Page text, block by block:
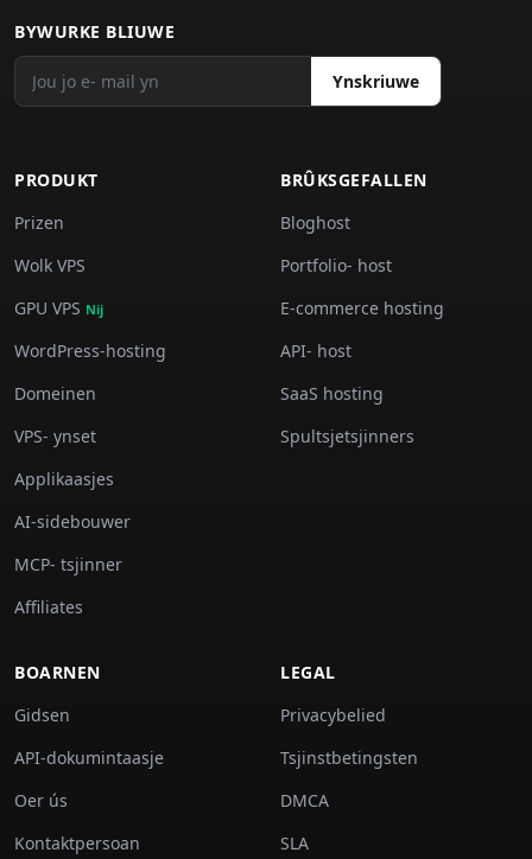
BYWURKE BLIUWE
Ynskriuwe
PRODUKT
Prizen
Wolk VPS
GPU VPS Nij
WordPress-hosting
Domeinen
VPS- ynset
Applikaasjes
AI-sidebouwer
MCP- tsjinner
Affiliates
BRÛKSGEFALLEN
Bloghost
Portfolio- host
E-commerce hosting
API- host
SaaS hosting
Spultsjetsjinners
BOARNEN
Gidsen
API-dokumintaasje
Oer ús
Kontaktpersoan
LEGAL
Privacybelied
Tsjinstbetingsten
DMCA
SLA